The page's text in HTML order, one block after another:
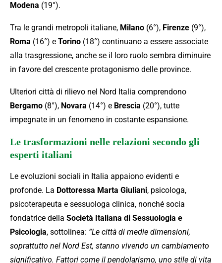
Modena (19°).
Tra le grandi metropoli italiane, Milano (6°), Firenze (9°),
Roma (16°) e Torino (18°) continuano a essere associate
alla trasgressione, anche se il loro ruolo sembra diminuire
in favore del crescente protagonismo delle province.
Ulteriori città di rilievo nel Nord Italia comprendono
Bergamo (8°), Novara (14°) e Brescia (20°), tutte
impegnate in un fenomeno in costante espansione.
Le trasformazioni nelle relazioni secondo gli
esperti italiani
Le evoluzioni sociali in Italia appaiono evidenti e
profonde. La Dottoressa Marta Giuliani, psicologa,
psicoterapeuta e sessuologa clinica, nonché socia
fondatrice della Società Italiana di Sessuologia e
Psicologia, sottolinea: “Le città di medie dimensioni,
soprattutto nel Nord Est, stanno vivendo un cambiamento
significativo. Fattori come il pendolarismo, uno stile di vita